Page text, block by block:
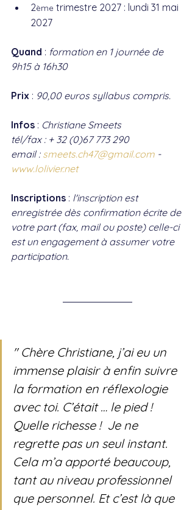
2ème trimestre 2027 : lundi 31 mai
2027
Quand : formation en 1 journée de
9h15 à 16h30
Prix : 90,00 euros syllabus compris.
Infos : Christiane Smeets
tél/fax : + 32 (0)67 773 290
email : smeets.ch47@gmail.com -
www.lolivier.net
Inscriptions : l'inscription est
enregistrée dès confirmation écrite de
votre part (fax, mail ou poste) celle-ci
est un engagement à assumer votre
participation.
" Chère Christiane, j’ai eu un
immense plaisir à enfin suivre
la formation en réflexologie
avec toi. C’était … le pied !
Quelle richesse !  Je ne
regrette pas un seul instant.
Cela m’a apporté beaucoup,
tant au niveau professionnel
que personnel. Et c’est là que